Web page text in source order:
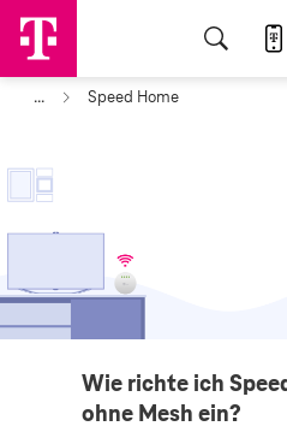
... Speed Home
Wie richte ich
ohne Mesh ein?